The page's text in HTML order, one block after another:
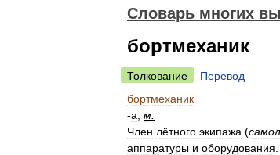
Словарь многих
бортмеханик
Толкование
Перевод
бортмеханик
-а; м
Член лётного экипажа (
аппаратуры и оборудования